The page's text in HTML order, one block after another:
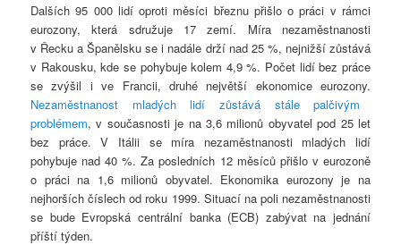
Dalších 95 000 lidí oproti měsíci březnu přišlo o práci v rámci
eurozony, která sdružuje 17 zemí. Míra nezaměstnanosti
v Řecku a Španělsku se i nadále drží nad 25 %, nejnižší zůstává
v Rakousku, kde se pohybuje kolem 4,9 %. Počet lidí bez práce
se zvýšil i ve Francii, druhé největší ekonomice eurozony.
Nezaměstnanost mladých lidí zůstává stále palčivým
problémem, v současnosti je na 3,6 milionů obyvatel pod 25 let
bez práce. V Itálii se míra nezaměstnanosti mladých lidí
pohybuje nad 40 %. Za posledních 12 měsíců přišlo v eurozoně
o práci na 1,6 milionů obyvatel. Ekonomika eurozony je na
nejhorších číslech od roku 1999. Situací na poli nezaměstnanosti
se bude Evropská centrální banka (ECB) zabývat na jednání
příští týden.